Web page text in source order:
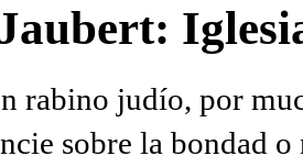
rabino judío, por
sobre la bondad